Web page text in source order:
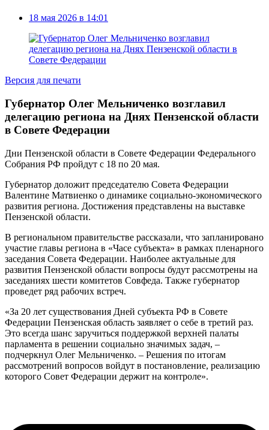
18 мая 2026 в 14:01
Версия для печати
Губернатор Олег Мельниченко возглавил
делегацию региона на Днях Пензенской области
в Совете Федерации
Дни Пензенской области в Совете Федерации Федерального
Собрания РФ пройдут с 18 по 20 мая.
Губернатор доложит председателю Совета Федерации
Валентине Матвиенко о динамике социально-экономического
развития региона. Достижения представлены на выставке
Пензенской области.
В региональном правительстве рассказали, что запланировано
участие главы региона в «Часе субъекта» в рамках пленарного
заседания Совета Федерации. Наиболее актуальные для
развития Пензенской области вопросы будут рассмотрены на
заседаниях шести комитетов Совфеда. Также губернатор
проведет ряд рабочих встреч.
«За 20 лет существования Дней субъекта РФ в Совете
Федерации Пензенская область заявляет о себе в третий раз.
Это всегда шанс заручиться поддержкой верхней палаты
парламента в решении социально значимых задач, –
подчеркнул Олег Мельниченко. – Решения по итогам
рассмотрений вопросов войдут в постановление, реализацию
которого Совет Федерации держит на контроле».